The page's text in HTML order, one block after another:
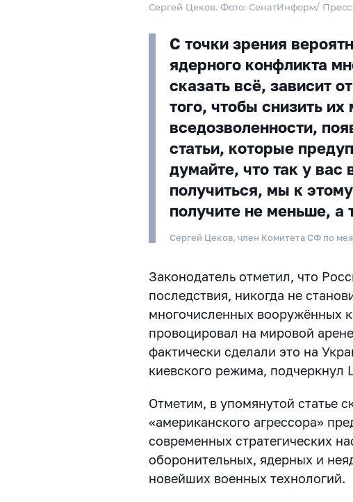
Сергей Цеков. Фото: СенатИнформ/
С точки зрения
ядерного конфликта
сказать всё, зависит
того, чтобы снизить
вседозволенности,
статьи, которые
думайте, что так у вас
получиться, мы к
получите не меньше, а
Сергей Цеков, член Комитета СФ по
Законодатель отметил, что
последствия, никогда не
многочисленных вооружённых
провоцировал на мировой
фактически сделали это на
киевского режима, подчеркнул
Отметим, в упомянутой статье
«американского агрессора»
современных стратегических
оборонительных, ядерных и
новейших военных технологий.